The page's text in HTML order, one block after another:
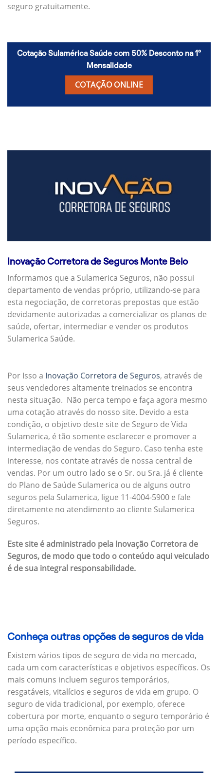
seguro gratuitamente.
Cotação Sulamérica Saúde com 50% Desconto na 1º
Mensalidade
COTAÇÃO ONLINE
Inovação Corretora de Seguros Monte Belo
Informamos que a Sulamerica Seguros, não possui
departamento de vendas próprio, utilizando-se para
esta negociação, de corretoras prepostas que estão
devidamente autorizadas a comercializar os planos de
saúde, ofertar, intermediar e vender os produtos
Sulamerica Saúde.
Por Isso a Inovação Corretora de Seguros, através de
seus vendedores altamente treinados se encontra
nesta situação. Não perca tempo e faça agora mesmo
uma cotação através do nosso site. Devido a esta
condição, o objetivo deste site de Seguro de Vida
Sulamerica, é tão somente esclarecer e promover a
intermediação de vendas do Seguro. Caso tenha este
interesse, nos contate através de nossa central de
vendas. Por um outro lado se o Sr. ou Sra. já é cliente
do Plano de Saúde Sulamerica ou de alguns outro
seguros pela Sulamerica, ligue 11-4004-5900 e fale
diretamente no atendimento ao cliente Sulamerica
Seguros.
Este site é administrado pela Inovação Corretora de
Seguros, de modo que todo o conteúdo aqui veiculado
é de sua integral responsabilidade.
Conheça outras opções de seguros de vida
Existem vários tipos de seguro de vida no mercado,
cada um com características e objetivos específicos. Os
mais comuns incluem seguros temporários,
resgatáveis, vitalícios e seguros de vida em grupo. O
seguro de vida tradicional, por exemplo, oferece
cobertura por morte, enquanto o seguro temporário é
uma opção mais econômica para proteção por um
período específico.